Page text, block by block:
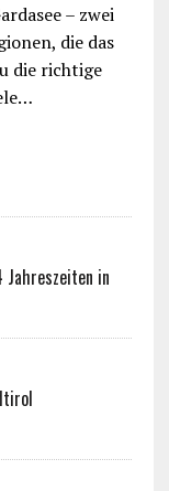
– zwei
die das
die richtige
Jahreszeiten in